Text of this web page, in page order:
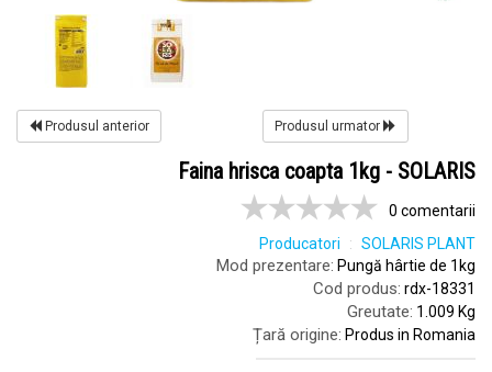
Produsul anterior Produsul urmator
Faina hrisca coapta 1kg - SOLARIS
0 comentarii
Producatori
SOLARIS PLANT
Mod prezentare: Pungă hârtie de 1kg
Cod produs: rdx-18331
Greutate: 1.009 Kg
Țară origine: Produs in Romania